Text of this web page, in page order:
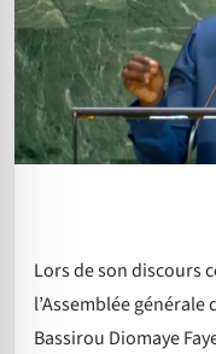
Lors de son discours
l’Assemblée
Bassirou Diomaye